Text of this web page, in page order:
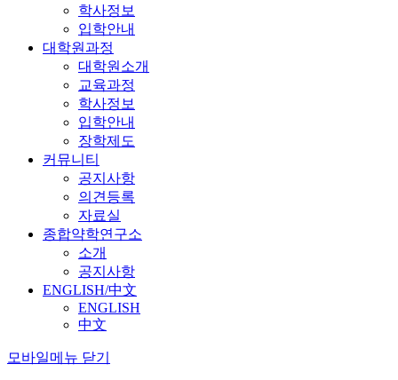
학사정보
입학안내
대학원과정
대학원소개
교육과정
학사정보
입학안내
장학제도
커뮤니티
공지사항
의견등록
자료실
종합약학연구소
소개
공지사항
ENGLISH/中文
ENGLISH
中文
모바일메뉴 닫기